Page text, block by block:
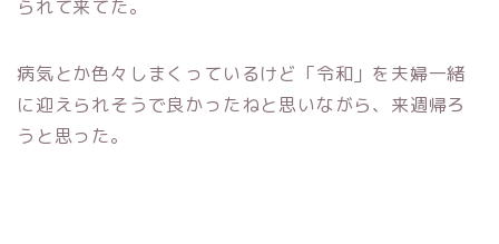
られて来てた。
病気とか色々しまくっているけど「令和」を夫婦一緒
に迎えられそうで良かったねと思いながら、来週帰ろ
うと思った。